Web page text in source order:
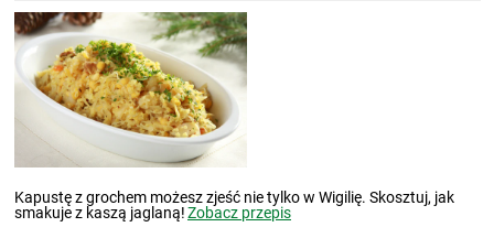
Kapustę z grochem możesz zjeść nie tylko w Wigilię. Skosztuj, jak
smakuje z kaszą jaglaną!Zobacz przepis